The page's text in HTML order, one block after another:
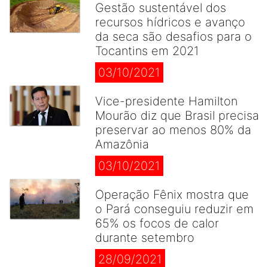
Gestão sustentável dos
recursos hídricos e avanço
da seca são desafios para o
Tocantins em 2021
03/10/2021
Vice-presidente Hamilton
Mourão diz que Brasil precisa
preservar ao menos 80% da
Amazônia
03/10/2021
Operação Fênix mostra que
o Pará conseguiu reduzir em
65% os focos de calor
durante setembro
28/09/2021